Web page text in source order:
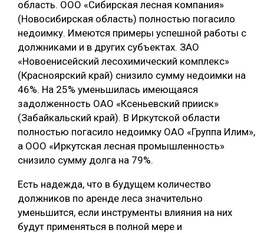
область. ООО «Сибирская лесная компания»
(Новосибирская область) полностью погасило
недоимку. Имеются примеры успешной работы с
должниками и в других субъектах. ЗАО
«Новоенисейский лесохимический комплекс»
(Красноярский край) снизило сумму недоимки на
46%. На 25% уменьшилась имеющаяся
задолженность ОАО «Ксеньевский прииск»
(Забайкальский край). В Иркутской области
полностью погасило недоимку ОАО «Группа Илим»,
а ООО «Иркутская лесная промышленность»
снизило сумму долга на 79%.
Есть надежда, что в будущем количество
должников по аренде леса значительно
уменьшится, если инструменты влияния на них
будут применяться в полной мере и